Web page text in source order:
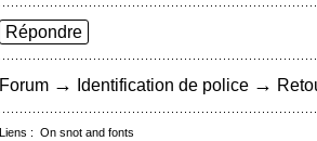
Répondre
Forum → Identification de police →
Liens : On snot and fonts